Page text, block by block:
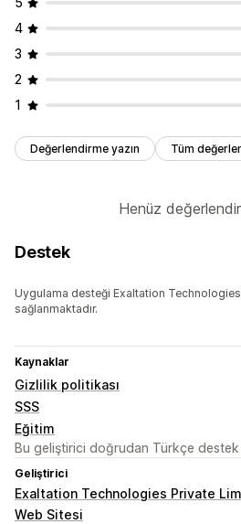
4
3
2
1
Değerlendirme yazın Tüm
Henüz
Destek
Uygulama desteği Exaltation
sağlanmaktadır.
Kaynaklar
Gizlilik politikası
SSS
Eğitim
Bu geliştirici doğrudan Türkçe destek
Geliştirici
Exaltation Technologies Private
Web Sitesi